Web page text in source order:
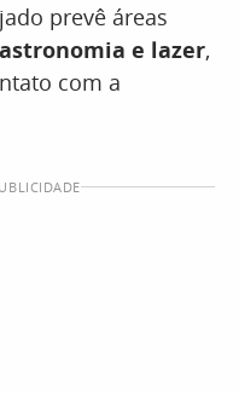
prevê áreas
e lazer,
com a